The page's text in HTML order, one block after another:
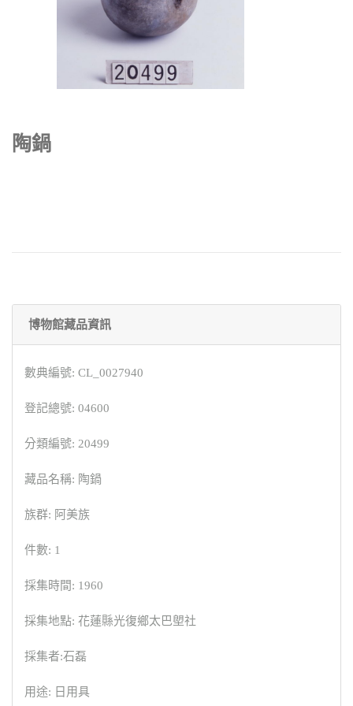
陶鍋
博物館藏品資訊
數典編號: CL_0027940
登記總號: 04600
分類編號: 20499
藏品名稱: 陶鍋
族群: 阿美族
件數: 1
採集時間: 1960
採集地點: 花蓮縣光復鄉太巴塱社
採集者:石磊
用途: 日用具